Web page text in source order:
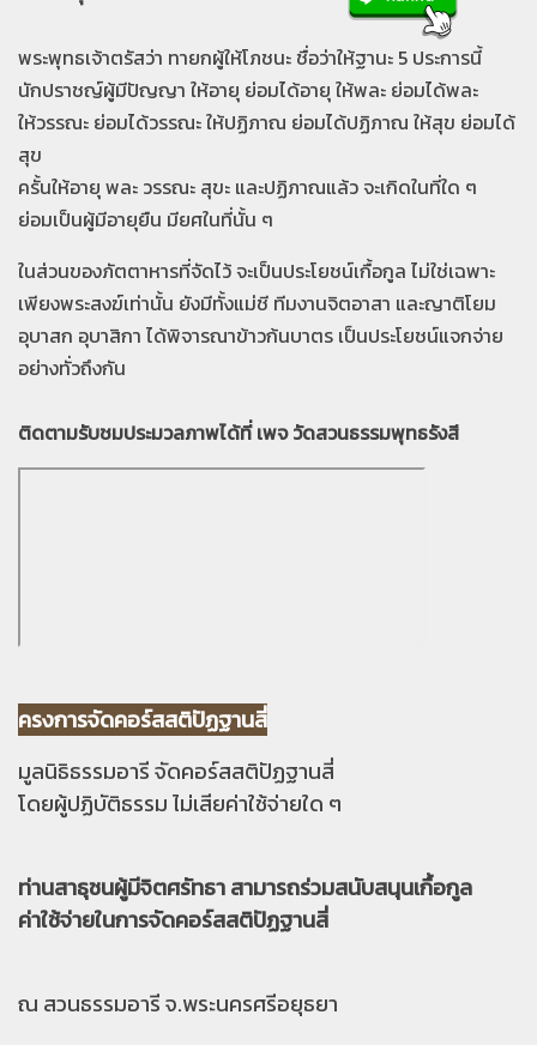
พระพุทธเจ้าตรัสว่า ทายกผู้ให้โภชนะ ชื่อว่าให้ฐานะ 5 ประการนี้
นักปราชญ์ผู้มีปัญญา ให้อายุ ย่อมได้อายุ ให้พละ ย่อมได้พละ
ให้วรรณะ ย่อมได้วรรณะ ให้ปฏิภาณ ย่อมได้ปฏิภาณ ให้สุข ย่อมได้
สุข
ครั้นให้อายุ พละ วรรณะ สุขะ และปฏิภาณแล้ว จะเกิดในที่ใด ๆ
ย่อมเป็นผู้มีอายุยืน มียศในที่นั้น ๆ
ในส่วนของภัตตาหารที่จัดไว้ จะเป็นประโยชน์เกื้อกูล ไม่ใช่เฉพาะ
เพียงพระสงฆ์เท่านั้น ยังมีทั้งแม่ชี ทีมงานจิตอาสา และญาติโยม
อุบาสก อุบาสิกา ได้พิจารณาข้าวก้นบาตร เป็นประโยชน์แจกจ่าย
อย่างทั่วถึงกัน
ติดตามรับชมประมวลภาพได้ที่ เพจ วัดสวนธรรมพุทธรังสี
ครงการจัดคอร์สสติปัฏฐานสี่
มูลนิธิธรรมอารี จัดคอร์สสติปัฏฐานสี่
โดยผู้ปฏิบัติธรรม ไม่เสียค่าใช้จ่ายใด ๆ
ท่านสาธุชนผู้มีจิตศรัทธา สามารถร่วมสนับสนุนเกื้อกูล
ค่าใช้จ่ายในการจัดคอร์สสติปัฏฐานสี่
ณ สวนธรรมอารี จ.พระนครศรีอยุธยา